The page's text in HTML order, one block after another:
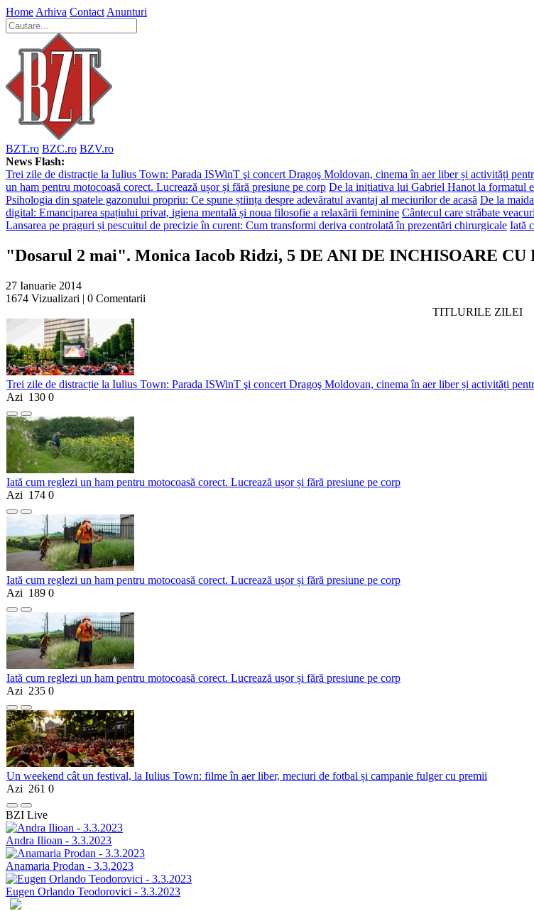
Home Arhiva Contact Anunturi
BZT.ro BZC.ro BZV.ro
News Flash:
Trei zile de distracție la Iulius Town: Parada ISWinT şi concert Dragoş Moldovan, cinema în aer liber și activități
un ham pentru motocoasă corect. Lucrează ușor și fără presiune pe corp De la inițiativa lui Gabriel Hanot la formatul
Psihologia din spatele gazonului propriu: Ce spune știința despre adevăratul avantaj al meciurilor de acasă De la
digital: Emanciparea spațiului privat, igiena mentală și noua filosofie a relaxării feminine Cântecul care străbate
Lansarea pe praguri și pescuitul de precizie în curent: Cum transformi deriva controlată în prezentări chirurgicale Iată
"Dosarul 2 mai". Monica Iacob Ridzi, 5 DE ANI DE INCHISOARE CU
27 Ianuarie 2014
1674 Vizualizari | 0 Comentarii
TITLURILE ZILEI
Trei zile de distracție la Iulius Town: Parada ISWinT şi concert Dragoş Moldovan, cinema în aer liber și activități
Azi 130 0
Iată cum reglezi un ham pentru motocoasă corect. Lucrează ușor și fără presiune pe corp
Azi 174 0
Iată cum reglezi un ham pentru motocoasă corect. Lucrează ușor și fără presiune pe corp
Azi 189 0
Iată cum reglezi un ham pentru motocoasă corect. Lucrează ușor și fără presiune pe corp
Azi 235 0
Un weekend cât un festival, la Iulius Town: filme în aer liber, meciuri de fotbal și campanie fulger cu premii
Azi 261 0
BZI Live
Andra Ilioan - 3.3.2023
Anamaria Prodan - 3.3.2023
Eugen Orlando Teodorovici - 3.3.2023